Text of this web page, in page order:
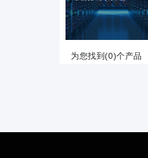
为您找到(0)个产品